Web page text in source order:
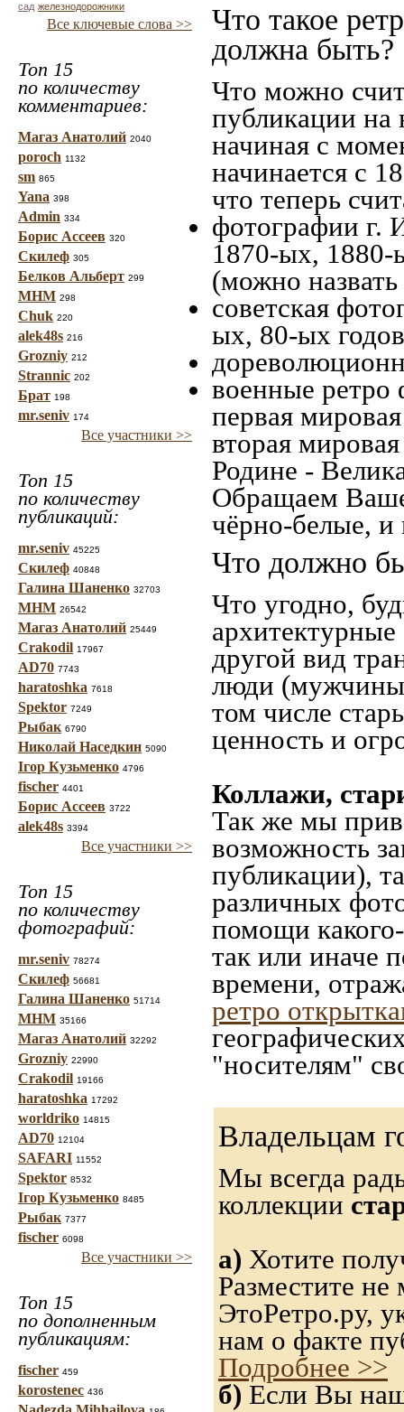
сад железнодорожники
Все ключевые слова >>
Топ 15
по количеству
комментариев:
Магаз Анатолий 2040
poroch 1132
sm 865
Yana 398
Admin 334
Борис Ассеев 320
Скилеф 305
Белков Альберт 299
МНМ 298
Chuk 220
alek48s 216
Grozniy 212
Strannic 202
Брат 198
mr.seniv 174
Все участники >>
Топ 15
по количеству
публикаций:
mr.seniv 45225
Скилеф 40848
Галина Шаненко 32703
МНМ 26542
Магаз Анатолий 25449
Crakodil 17967
AD70 7743
haratoshka 7618
Spektor 7249
Рыбак 6790
Николай Наседкин 5090
Ігор Кузьменко 4796
fischer 4401
Борис Ассеев 3722
alek48s 3394
Все участники >>
Топ 15
по количеству
фотографий:
mr.seniv 78274
Скилеф 56681
Галина Шаненко 51714
МНМ 35166
Магаз Анатолий 32292
Grozniy 22990
Crakodil 19166
haratoshka 17292
worldriko 14815
AD70 12104
SAFARI 11552
Spektor 8532
Ігор Кузьменко 8485
Рыбак 7377
fischer 6098
Все участники >>
Топ 15
по дополненным
публикациям:
fischer 459
korostenec 436
Что такое
должна быть?
Что можно
публикации
начиная c
начинается с
что теперь
фотографии г.
1870-ых, 1880-
(можно
советская
ых, 80-ых
военные ретро
первая
вторая
Родине -
Обращаем
чёрно-белые, и
Что должно
Что угодно,
другой вид
люди
том числе
ценность и
Коллажи,
Так же мы
возможность
публикации),
различных
помощи
так или иначе
времени,
ретро
"носителям"
Владельцам
Мы всегда
коллекции
а) Хотите
Разместите
ЭтоРетро.ру,
нам о факте
Подробнее >>
б) Если Вы